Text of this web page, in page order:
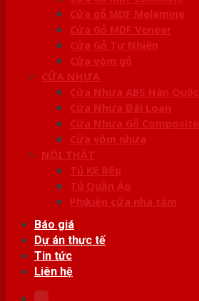
Cửa gỗ MDF Melamine
Cửa Gỗ MDF Veneer
Cửa Gỗ Tự Nhiên
Cửa vòm gỗ
CỬA NHỰA
Cửa Nhựa ABS Hàn Quốc
Cửa Nhựa Đài Loan
Cửa Nhựa Gỗ Composite
Cửa vòm nhựa
NỘI THẤT
Tủ Kệ Bếp
Tủ Quần Áo
Phụ kiện cửa nhà tắm
Báo giá
Dự án thực tế
Tin tức
Liên hệ